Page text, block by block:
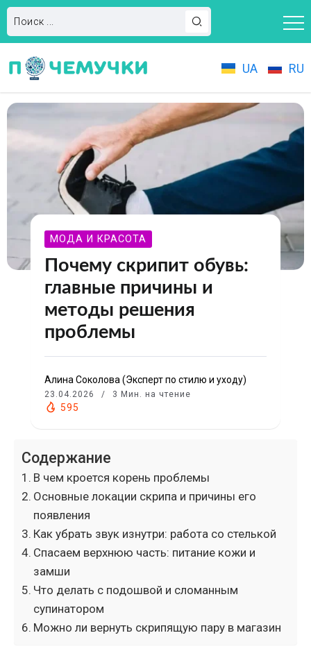
UA RU
МОДА И КРАСОТА
Почему скрипит обувь:
главные причины и
методы решения
проблемы
Алина Соколова (Эксперт по стилю и уходу)
23.04.2026 3 Мин. на чтение
595
Содержание
В чем кроется корень проблемы
Основные локации скрипа и причины его
появления
Как убрать звук изнутри: работа со стелькой
Спасаем верхнюю часть: питание кожи и
замши
Что делать с подошвой и сломанным
супинатором
Можно ли вернуть скрипящую пару в магазин